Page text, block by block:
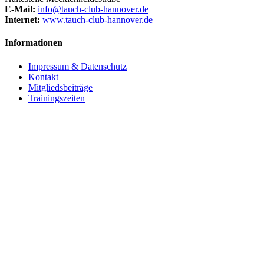
E-Mail: info@tauch-club-hannover.de
Internet: www.tauch-club-hannover.de
Informationen
Impressum & Datenschutz
Kontakt
Mitgliedsbeiträge
Trainingszeiten